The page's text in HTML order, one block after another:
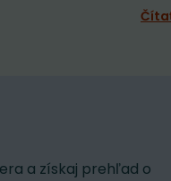
a získaj prehľad o